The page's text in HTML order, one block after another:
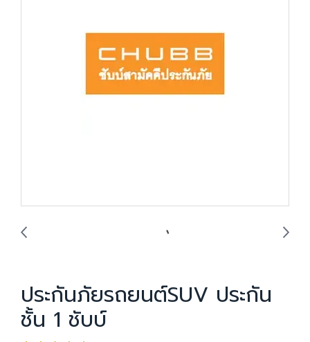
ประกันภัยรถยนต์SUV ประกัน
ชั้น 1 ชับบ์